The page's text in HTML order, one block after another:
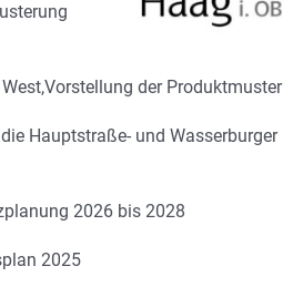
der Produktmuster
Hauptstraße- und Wasserburger
2026 bis 2028
2025